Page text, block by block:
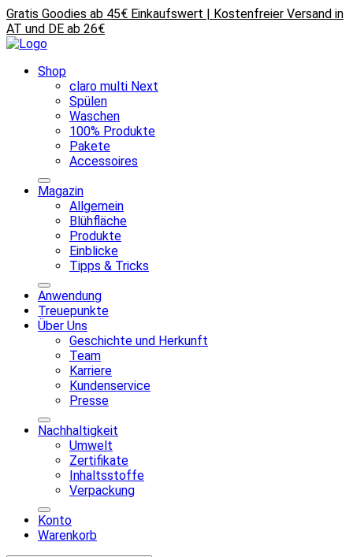
Gratis Goodies ab 45€ Einkaufswert | Kostenfreier Versand in
AT und DE ab 26€
Shop
claro multi Next
Spülen
Waschen
100% Produkte
Pakete
Accessoires
Magazin
Allgemein
Blühfläche
Produkte
Einblicke
Tipps & Tricks
Anwendung
Treuepunkte
Über Uns
Geschichte und Herkunft
Team
Karriere
Kundenservice
Presse
Nachhaltigkeit
Umwelt
Zertifikate
Inhaltsstoffe
Verpackung
Konto
Warenkorb